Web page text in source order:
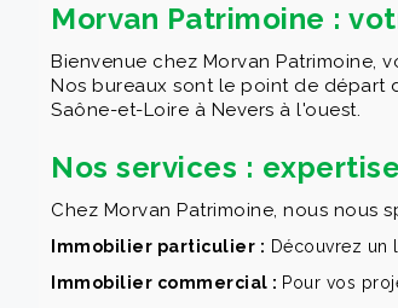
Morvan Patrimoine :
Bienvenue chez Morvan Patrimoine,
Nos bureaux sont le point de départ
Saône-et-Loire à Nevers à l'ouest.
Nos services :
Chez Morvan Patrimoine, nous nous
Immobilier particulier : Découvrez un
Immobilier commercial : Pour vos